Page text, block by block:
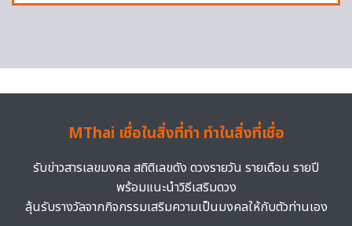
MThai เชื่อในสิ่งที่ทำ ทำในสิ่งที่เชื่อ
รับข่าวสารเลขมงคล สถิติเลขดัง ดวงรายวัน รายเดือน รายปี
พร้อมแนะนำวิธีเสริมดวง
ลุ้นรับรางวัลจากกิจกรรมเสริมความเป็นมงคลให้กับตัวท่านเอง